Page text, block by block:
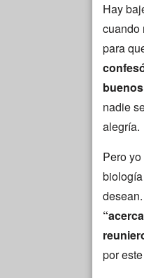
Hay
cuando
para
nadie
alegría.
Pero
desean.
por